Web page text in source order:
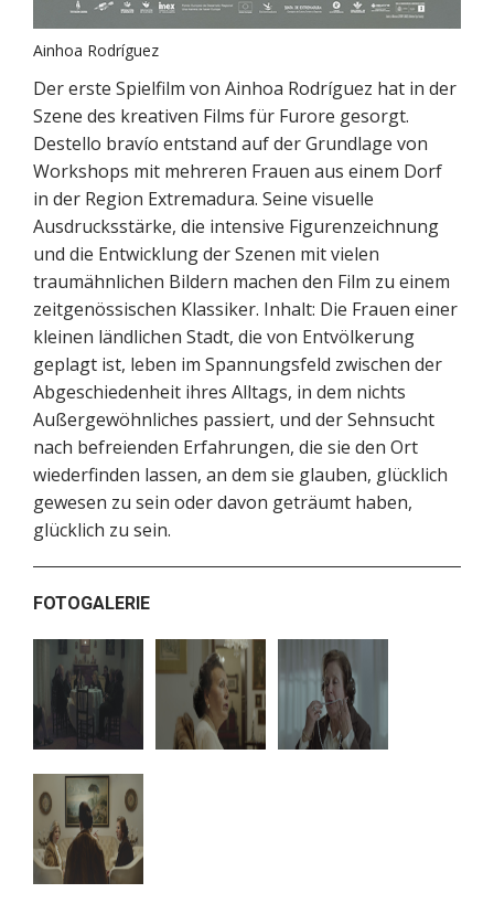
Ainhoa Rodríguez
Der erste Spielfilm von Ainhoa Rodríguez hat in der
Szene des kreativen Films für Furore gesorgt.
Destello bravío entstand auf der Grundlage von
Workshops mit mehreren Frauen aus einem Dorf
in der Region Extremadura. Seine visuelle
Ausdrucksstärke, die intensive Figurenzeichnung
und die Entwicklung der Szenen mit vielen
traumähnlichen Bildern machen den Film zu einem
zeitgenössischen Klassiker. Inhalt: Die Frauen einer
kleinen ländlichen Stadt, die von Entvölkerung
geplagt ist, leben im Spannungsfeld zwischen der
Abgeschiedenheit ihres Alltags, in dem nichts
Außergewöhnliches passiert, und der Sehnsucht
nach befreienden Erfahrungen, die sie den Ort
wiederfinden lassen, an dem sie glauben, glücklich
gewesen zu sein oder davon geträumt haben,
glücklich zu sein.
FOTOGALERIE